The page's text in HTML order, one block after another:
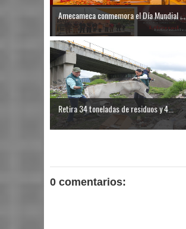
Amecameca conmemora el Día Mundial ...
Retira 34 toneladas de residuos y 4...
0 comentarios: